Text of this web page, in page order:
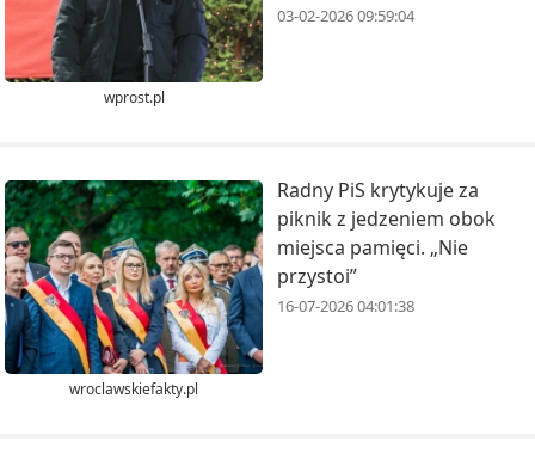
wprost.pl
03-02-2026 09:59:04
wroclawskiefakty.pl
Radny PiS krytykuje za
piknik z jedzeniem obok
miejsca pamięci. „Nie
przystoi”
16-07-2026 04:01:38